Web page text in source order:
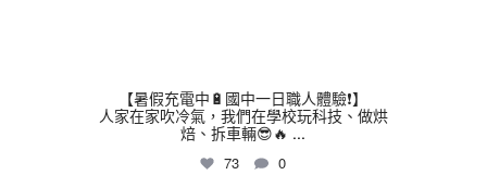
【暑假充電中🔋國中一日職人體驗❗】
人家在家吹冷氣，我們在學校玩科技、做烘
焙、拆車輛😎🔥 ...
73 0